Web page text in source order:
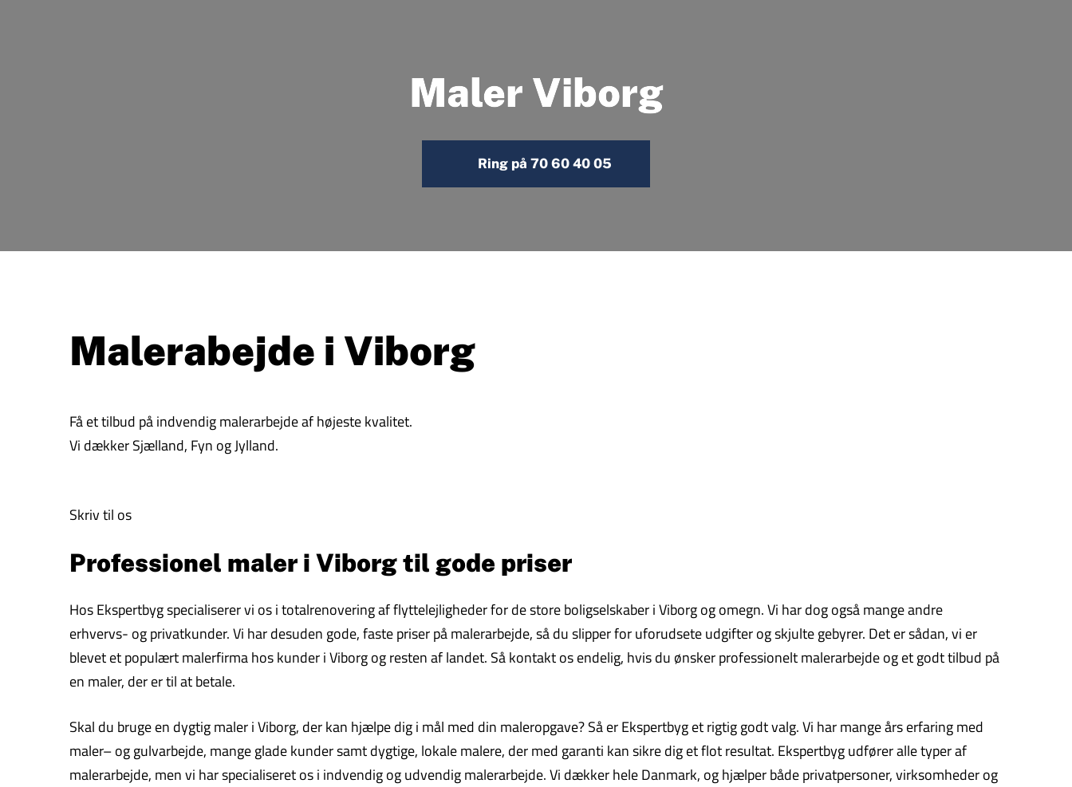
Maler Viborg
Ring på 70 60 40 05
Malerabejde i Viborg
Få et tilbud på indvendig malerarbejde af højeste kvalitet.
Vi dækker Sjælland, Fyn og Jylland.
Skriv til os
Professionel maler i Viborg til gode priser
Hos Ekspertbyg specialiserer vi os i totalrenovering af flyttelejligheder for de store boligselskaber i Viborg og omegn. Vi har dog også mange andre
erhvervs- og privatkunder. Vi har desuden gode, faste priser på malerarbejde, så du slipper for uforudsete udgifter og skjulte gebyrer. Det er sådan, vi er
blevet et populært malerfirma hos kunder i Viborg og resten af landet. Så kontakt os endelig, hvis du ønsker professionelt malerarbejde og et godt tilbud på
en maler, der er til at betale.
Skal du bruge en dygtig maler i Viborg, der kan hjælpe dig i mål med din maleropgave? Så er Ekspertbyg et rigtig godt valg. Vi har mange års erfaring med
maler– og gulvarbejde, mange glade kunder samt dygtige, lokale malere, der med garanti kan sikre dig et flot resultat. Ekspertbyg udfører alle typer af
malerarbejde, men vi har specialiseret os i indvendig og udvendig malerarbejde. Vi dækker hele Danmark, og hjælper både privatpersoner, virksomheder og